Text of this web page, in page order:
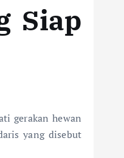
Siap
gerakan hewan
yang disebut